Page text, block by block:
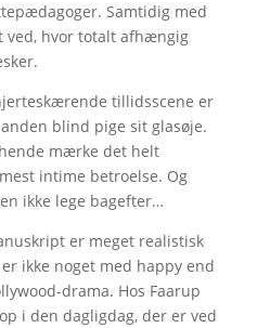
Samtidig med
ved, hvor totalt afhængig
tillidsscene er
blind pige sit glasøje.
mærke det helt
intime betroelse. Og
ikke lege bagefter…
er meget realistisk
ikke noget med happy end
drama. Hos Faarup
i den dagligdag, der er ved